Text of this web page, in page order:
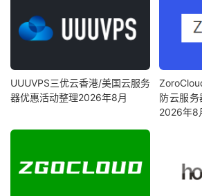
UUUVPS三优云香港/美国云服务
器优惠活动整理2026年8月
防云服
2026年8